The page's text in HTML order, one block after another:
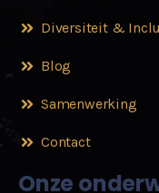
Diversiteit &
Blog
Samenwerking
Contact
Onze